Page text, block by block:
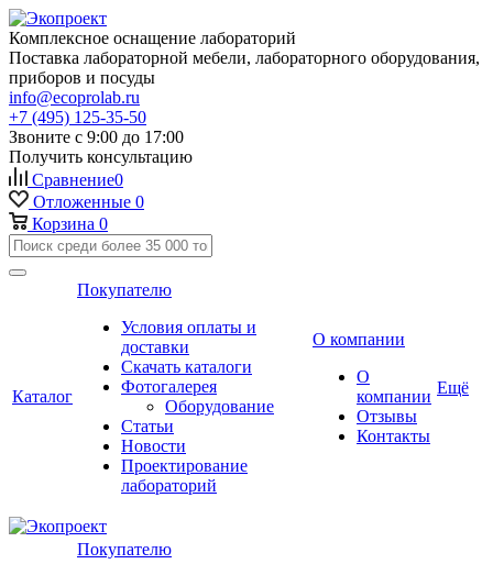
Комплексное оснащение лабораторий
Поставка лабораторной мебели, лабораторного оборудования,
приборов и посуды
info@ecoprolab.ru
+7 (495) 125-35-50
Звоните с 9:00 до 17:00
Получить консультацию
Сравнение0
Отложенные 0
Корзина 0
Каталог
Покупателю
Условия оплаты и
доставки
Скачать каталоги
Фотогалерея
Оборудование
Статьи
Новости
Проектирование
лабораторий
О компании
О
компании
Отзывы
Контакты
Ещё
Покупателю